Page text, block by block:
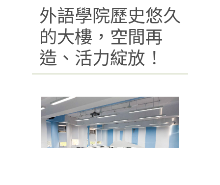
外語學院歷史悠久
的大樓，空間再
造、活力綻放！